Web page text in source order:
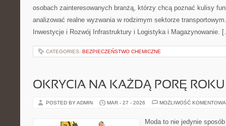
osobach zainteresowanych branżą, którzy chcą poznać kulisy
analizować realne wyzwania w rodzimym sektorze
Inwestycje i Rozwój Infrastruktury i Logistyka i Magazynowanie.
CATEGORIES: BEZPIECZEŃSTWO CHEMICZNE
OKRYCIA NA KAŻDĄ PORĘ ROKU
POSTED BY ADMIN MAR - 27 - 2026 MOŻLIWOŚĆ
Moda to nie jedynie